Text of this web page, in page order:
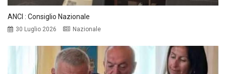
ANCI : Consiglio Nazionale
30 Luglio 2026 Nazionale